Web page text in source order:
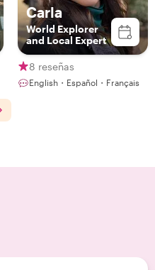
Carla
World Explorer
and Local Expert
8 reseñas
English・Español・Français